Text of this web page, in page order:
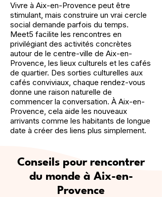
Vivre à Aix-en-Provence peut être
stimulant, mais construire un vrai cercle
social demande parfois du temps.
Meet5 facilite les rencontres en
privilégiant des activités concrètes
autour de le centre-ville de Aix-en-
Provence, les lieux culturels et les cafés
de quartier. Des sorties culturelles aux
cafés conviviaux, chaque rendez-vous
donne une raison naturelle de
commencer la conversation. À Aix-en-
Provence, cela aide les nouveaux
arrivants comme les habitants de longue
date à créer des liens plus simplement.
Conseils pour rencontrer
du monde à Aix-en-
Provence